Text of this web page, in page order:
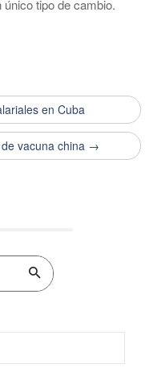
tipo de cambio.
en Cuba
vacuna china →